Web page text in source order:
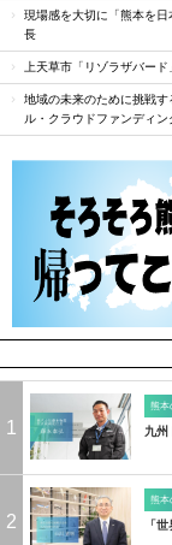
現場感を大切に「熊本を
長
上天草市「リゾラザバー
地域の未来のために挑戦
ル・クラウドファンディン
1
熊
九州
2
熊本
「